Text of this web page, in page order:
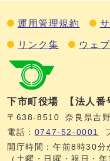
運用管理規約
リンク集 ウェ
下市町役場 【法人
〒638-8510
奈良県吉
電話： 0747‐52‐0001
開庁時間：午前8時30分
（土曜・日曜・祝日・年